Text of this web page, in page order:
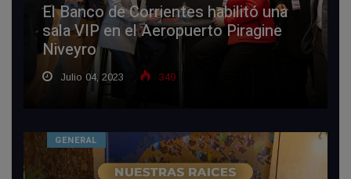
El Banco de Corrientes habilitó una
sala VIP en el Aeropuerto Piragine
Niveyro
Julio 04, 2023 349
GENERAL